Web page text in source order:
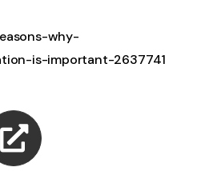
why-
is-important-2637741